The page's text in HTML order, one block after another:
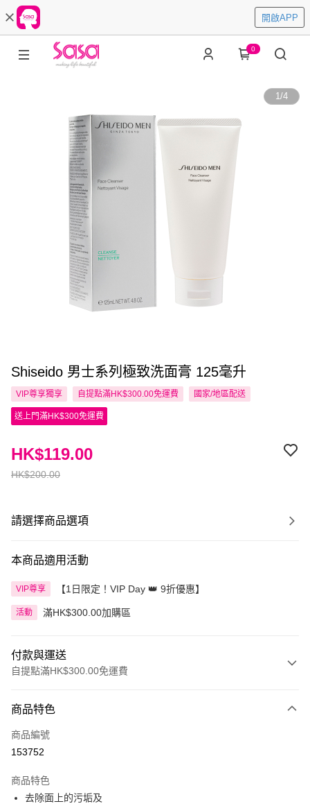
開啟APP
0
1/4
Shiseido 男士系列極致洗面膏 125毫升
VIP尊享獨享 自提點滿HK$300.00免運費 國家/地區配送
送上門滿HK$300免運費
HK$200.00
HK$119.00
請選擇商品選項
本商品適用活動
VIP尊享 【1日限定！VIP Day 👑 9折優惠】
活動 滿HK$300.00加購區
付款與運送
自提點滿HK$300.00免運費
信用卡
Apple Pay
PayMe
商品特色
商品編號
153752
商品特色
去除面上的污垢及